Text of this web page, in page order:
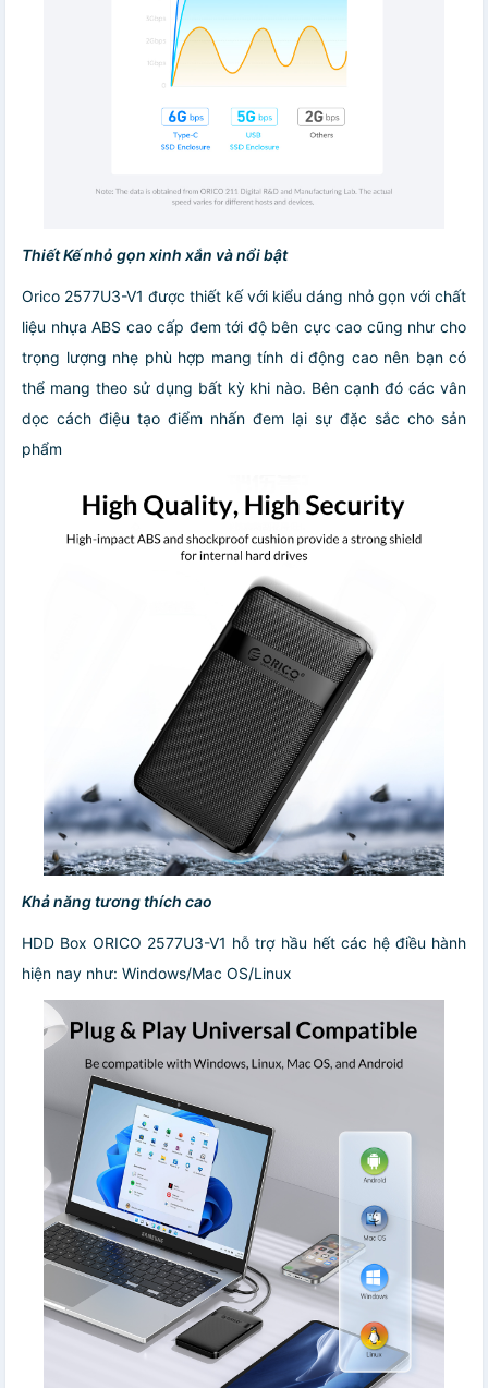
Thiết Kế nhỏ gọn xinh xắn và nổi bật
Orico 2577U3-V1 được thiết kế với kiểu dáng nhỏ gọn với chất
liệu nhựa ABS cao cấp đem tới độ bên cực cao cũng như cho
trọng lượng nhẹ phù hợp mang tính di động cao nên bạn có
thể mang theo sử dụng bất kỳ khi nào. Bên cạnh đó các vân
dọc cách điệu tạo điểm nhấn đem lại sự đặc sắc cho sản
phẩm
Khả năng tương thích cao
HDD Box ORICO 2577U3-V1 hỗ trợ hầu hết các hệ điều hành
hiện nay như: Windows/Mac OS/Linux